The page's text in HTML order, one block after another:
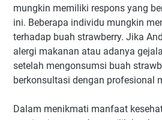
mungkin memiliki respons yang
ini. Beberapa individu mungkin
terhadap buah strawberry. Jika
alergi makanan atau adanya
setelah mengonsumsi buah
berkonsultasi dengan profesional
Dalam menikmati manfaat